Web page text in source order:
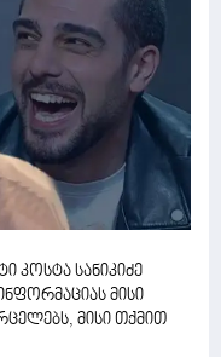
კოსტა სანიკიძე
მისი
მისი თქმით